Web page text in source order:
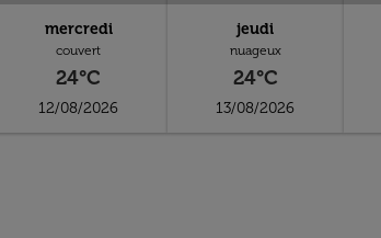
mercredi
couvert
24°C
12/08/2026
jeudi
nuageux
24°C
13/08/2026